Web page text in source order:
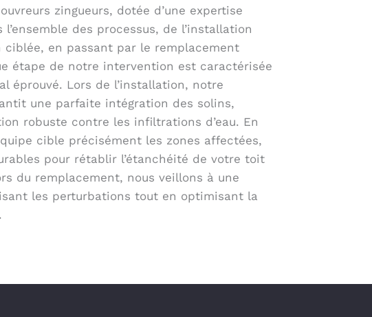
zingueurs, dotée d’une expertise
des processus, de l’installation
en passant par le remplacement
étape de notre intervention est caractérisée
éprouvé. Lors de l’installation, notre
une parfaite intégration des solins,
robuste contre les infiltrations d’eau. En
cible précisément les zones affectées,
pour rétablir l’étanchéité de votre toit
du remplacement, nous veillons à une
les perturbations tout en optimisant la